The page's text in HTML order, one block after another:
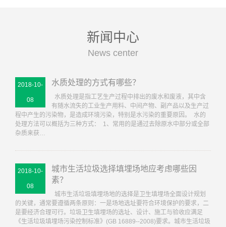
新闻中心
News center
2018-10-
08
水质处理的方式有哪些？
水质处理是指工艺生产过程中排出的废水和废液，其中含
有随水流失的工业生产用料、中间产物、副产品以及生产过
程中产生的污染物，是造成环境污染，特别是水污染的重要原因。 水的
处理方法可以概括为三种方式： 1、常用的是通过去除原水中部分或全部
杂质来获…
2018-10-
08
城市生活垃圾选择填埋场地应考虑哪些因
素？
城市生活垃圾填埋场地的选择是卫生填埋场全面设计规划
的关键，通常要遵循两条原则：一是场地选址要符合环境保护的要求，二
是要经济合理可行。垃圾卫生填埋场的选址、设计、施工与验收应满足
《生活垃圾填埋场污染控制标准》(GB 16889--2008)要求。城市生活垃圾